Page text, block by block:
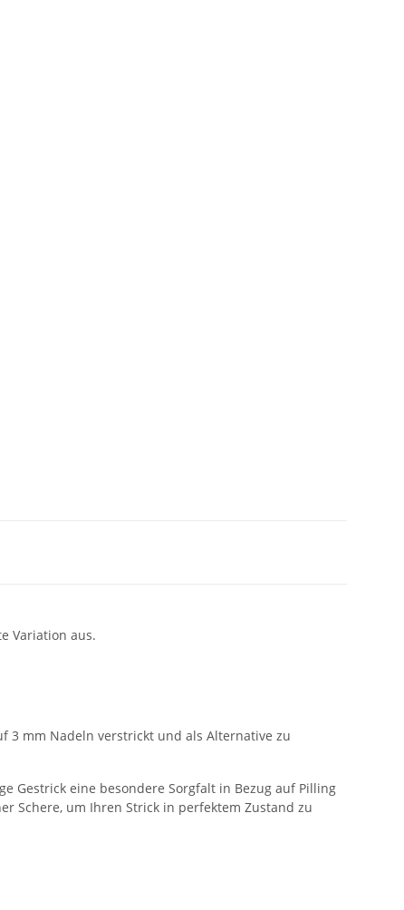
Variation aus.
3 mm Nadeln verstrickt und als Alternative zu
Gestrick eine besondere Sorgfalt in Bezug auf Pilling
Schere, um Ihren Strick in perfektem Zustand zu